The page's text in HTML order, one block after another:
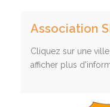
Association
Cliquez sur une
afficher plus